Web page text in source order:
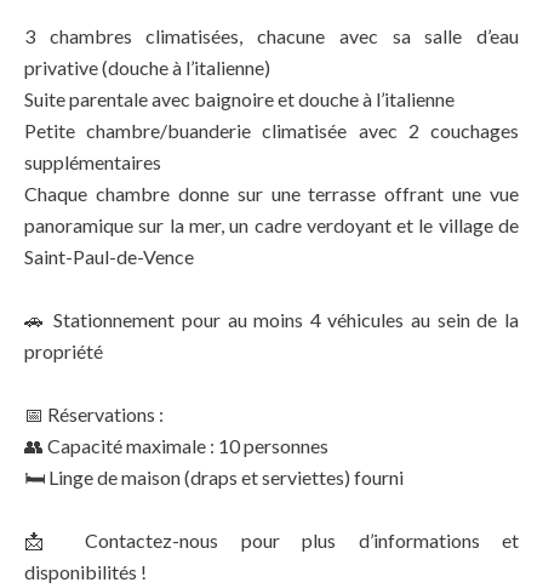
3 chambres climatisées, chacune avec sa salle d’eau
privative (douche à l’italienne)
Suite parentale avec baignoire et douche à l’italienne
Petite chambre/buanderie climatisée avec 2 couchages
supplémentaires
Chaque chambre donne sur une terrasse offrant une vue
panoramique sur la mer, un cadre verdoyant et le village de
Saint-Paul-de-Vence
🚗 Stationnement pour au moins 4 véhicules au sein de la
propriété
📅 Réservations :
👥 Capacité maximale : 10 personnes
🛏 Linge de maison (draps et serviettes) fourni
📩 Contactez-nous pour plus d’informations et
disponibilités !